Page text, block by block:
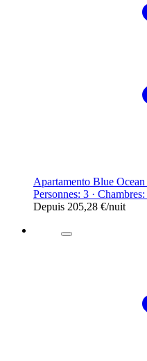
Apartamento Blue
Personnes: 3 ·
Depuis 205,28 €/nuit